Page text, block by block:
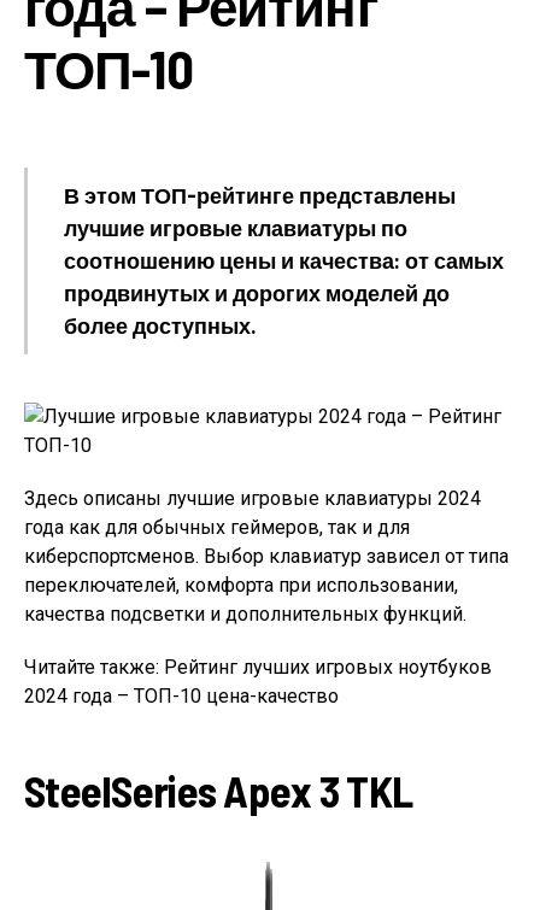
ТОП-10
В этом ТОП-рейтинге представлены
лучшие игровые клавиатуры по
соотношению цены и качества: от самых
продвинутых и дорогих моделей до
более доступных.
Здесь описаны лучшие игровые клавиатуры 2024
года как для обычных геймеров, так и для
киберспортсменов. Выбор клавиатур зависел от типа
переключателей, комфорта при использовании,
качества подсветки и дополнительных функций.
Читайте также: Рейтинг лучших игровых ноутбуков
2024 года – ТОП-10 цена-качество
SteelSeries Apex 3 TKL